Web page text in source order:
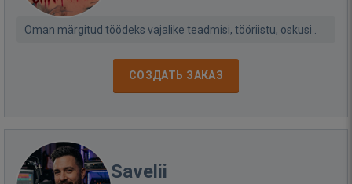
Oman märgitud töödeks vajalike teadmisi, tööriistu, oskusi .
СОЗДАТЬ ЗАКАЗ
Savelii